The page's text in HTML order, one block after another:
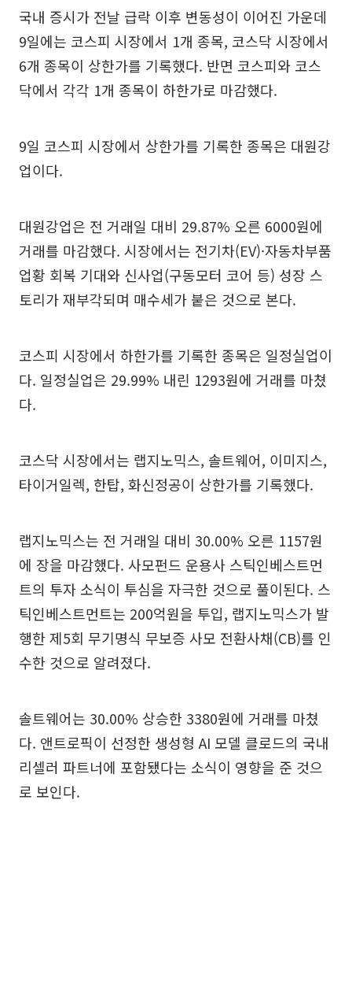
국내 증시가 전날 급락 이후 변동성이 이어진 가운데
9일에는 코스피 시장에서 1개 종목, 코스닥 시장에서
6개 종목이 상한가를 기록했다. 반면 코스피와 코스
닥에서 각각 1개 종목이 하한가로 마감했다.
9일 코스피 시장에서 상한가를 기록한 종목은 대원강
업이다.
대원강업은 전 거래일 대비 29.87% 오른 6000원에
거래를 마감했다. 시장에서는 전기차(EV)·자동차부품
업황 회복 기대와 신사업(구동모터 코어 등) 성장 스
토리가 재부각되며 매수세가 붙은 것으로 본다.
코스피 시장에서 하한가를 기록한 종목은 일정실업이
다. 일정실업은 29.99% 내린 1293원에 거래를 마쳤
다.
코스닥 시장에서는 랩지노믹스, 솔트웨어, 이미지스,
타이거일렉, 한탑, 화신정공이 상한가를 기록했다.
랩지노믹스는 전 거래일 대비 30.00% 오른 1157원
에 장을 마감했다. 사모펀드 운용사 스틱인베스트먼
트의 투자 소식이 투심을 자극한 것으로 풀이된다. 스
틱인베스트먼트는 200억원을 투입, 랩지노믹스가 발
행한 제5회 무기명식 무보증 사모 전환사채(CB)를 인
수한 것으로 알려졌다.
솔트웨어는 30.00% 상승한 3380원에 거래를 마쳤
다. 앤트로픽이 선정한 생성형 AI 모델 클로드의 국내
리셀러 파트너에 포함됐다는 소식이 영향을 준 것으
로 보인다.